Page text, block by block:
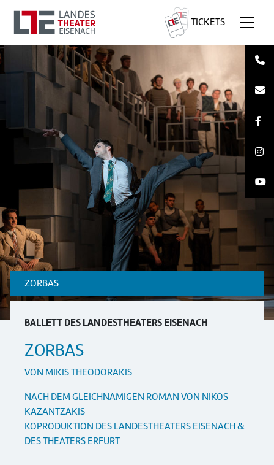
TICKETS
ZORBAS
BALLETT DES LANDESTHEATERS EISENACH
ZORBAS
VON MIKIS THEODORAKIS
NACH DEM GLEICHNAMIGEN ROMAN VON NIKOS
KAZANTZAKIS
KOPRODUKTION DES LANDESTHEATERS EISENACH &
DESTHEATERS ERFURT